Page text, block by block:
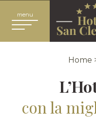
menu
Home
con la